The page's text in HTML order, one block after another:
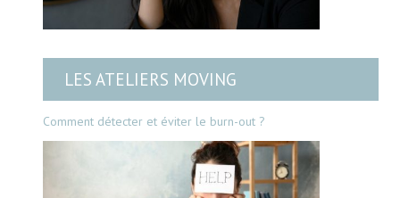
LES ATELIERS MOVING
Comment détecter et éviter le burn-out ?